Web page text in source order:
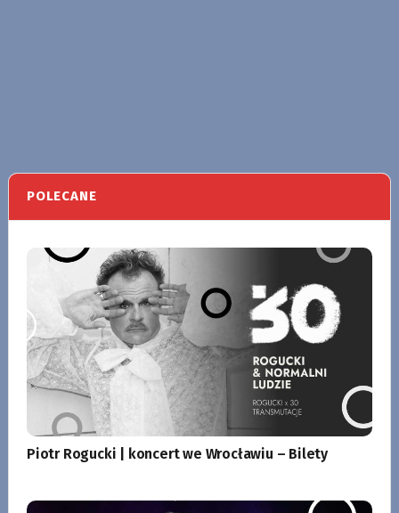
POLECANE
Piotr Rogucki | koncert we Wrocławiu – Bilety